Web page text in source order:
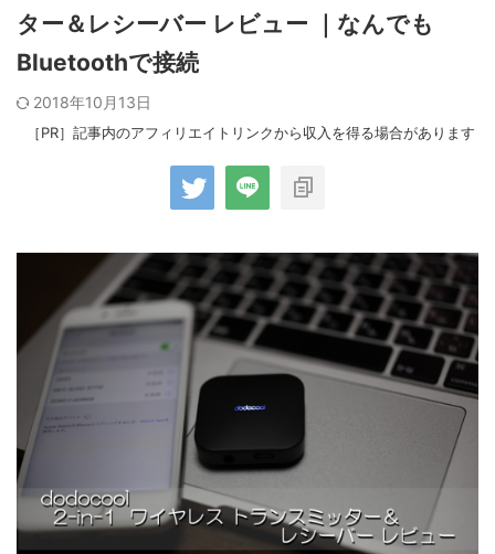
ター＆レシーバー レビュー ｜なんでも
Bluetoothで接続
2018年10月13日
［PR］記事内のアフィリエイトリンクから収入を得る場合があります